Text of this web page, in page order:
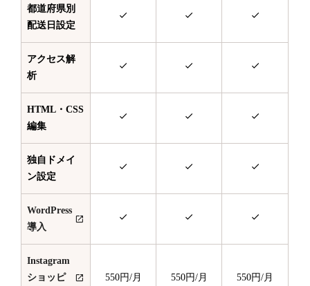
都道府県別
配送日設定
アクセス解
析
HTML・CSS
編集
独自ドメイ
ン設定
WordPress
導入
Instagram
ショッピ
550円/月 550円/月 550円/月